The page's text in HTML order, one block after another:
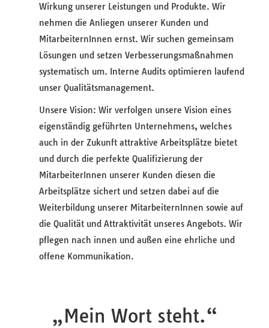
Wirkung unserer Leistungen und Produkte. Wir
nehmen die Anliegen unserer Kunden und
MitarbeiternInnen ernst. Wir suchen gemeinsam
Lösungen und setzen Verbesserungsmaßnahmen
systematisch um. Interne Audits optimieren laufend
unser Qualitätsmanagement.
Unsere Vision: Wir verfolgen unsere Vision eines
eigenständig geführten Unternehmens, welches
auch in der Zukunft attraktive Arbeitsplätze bietet
und durch die perfekte Qualifizierung der
MitarbeiterInnen unserer Kunden diesen die
Arbeitsplätze sichert und setzen dabei auf die
Weiterbildung unserer MitarbeiternInnen sowie auf
die Qualität und Attraktivität unseres Angebots. Wir
pflegen nach innen und außen eine ehrliche und
offene Kommunikation.
„Mein Wort steht.“